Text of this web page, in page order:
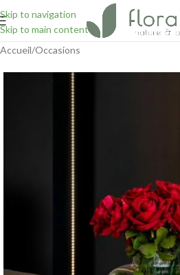
Skip to navigation
Skip to main content
Accueil/Occasions